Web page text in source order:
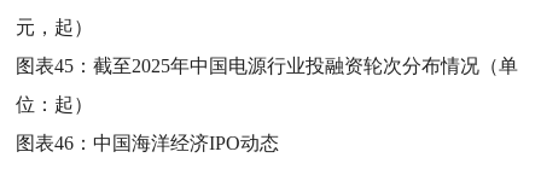
元，起）
图表45：截至2025年中国电源行业投融资轮次分布情况（单
位：起）
图表46：中国海洋经济IPO动态